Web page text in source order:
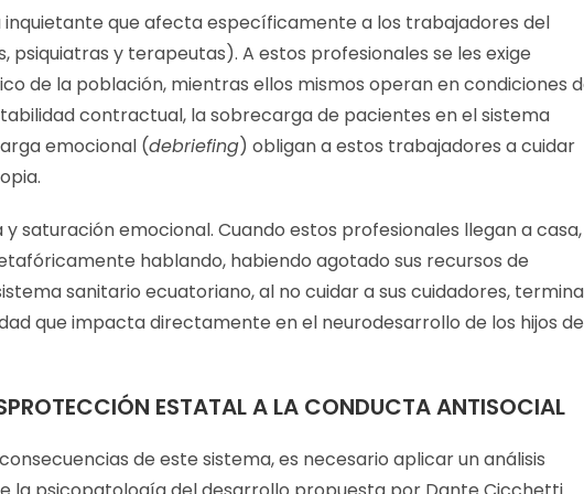
inquietante que afecta específicamente a los trabajadores del
y terapeutas). A estos profesionales se les exige
de la población, mientras ellos mismos operan en condiciones
contractual, la sobrecarga de pacientes en el sistema
emocional (debriefing) obligan a estos trabajadores a cuidar
saturación emocional. Cuando estos profesionales llegan a casa,
hablando, habiendo agotado sus recursos de
sanitario ecuatoriano, al no cuidar a sus cuidadores, termina
que impacta directamente en el neurodesarrollo de los hijos de
ESTATAL A LA CONDUCTA ANTISOCIAL
de este sistema, es necesario aplicar un análisis